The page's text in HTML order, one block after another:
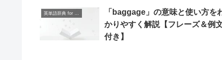
「baggage」の意味と使い方を
かりやすく解説【フレーズ＆例
付き】